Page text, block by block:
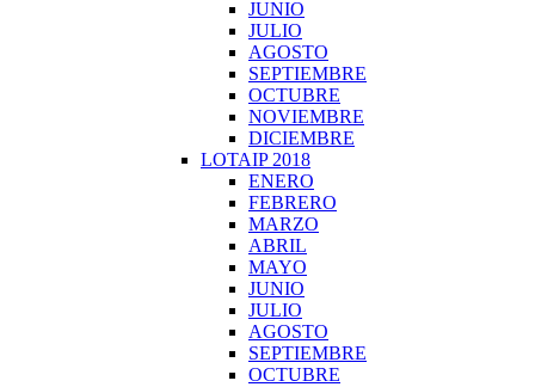
JUNIO
JULIO
AGOSTO
SEPTIEMBRE
OCTUBRE
NOVIEMBRE
DICIEMBRE
LOTAIP 2018
ENERO
FEBRERO
MARZO
ABRIL
MAYO
JUNIO
JULIO
AGOSTO
SEPTIEMBRE
OCTUBRE